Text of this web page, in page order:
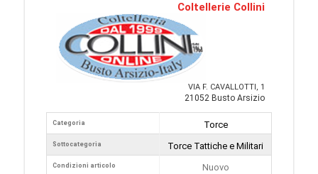
Coltellerie Collini
VIA F. CAVALLOTTI, 1
21052 Busto Arsizio
Categoria
Sottocategoria
Condizioni articolo
Torce
Torce Tattiche e Militari
Nuovo